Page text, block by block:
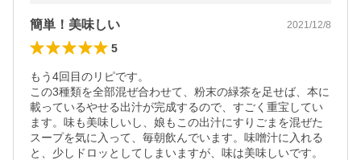
簡単！美味しい 2021/12/8
5
もう4回目のリピです。
この3種類を全部混ぜ合わせて、粉末の緑茶を足せば、本に
載っているやせる出汁が完成するので、すごく重宝してい
ます。味も美味しいし、娘もこの出汁にすりごまを混ぜた
スープを気に入って、毎朝飲んでいます。味噌汁に入れる
と、少しドロッとしてしまいますが、味は美味しいです。